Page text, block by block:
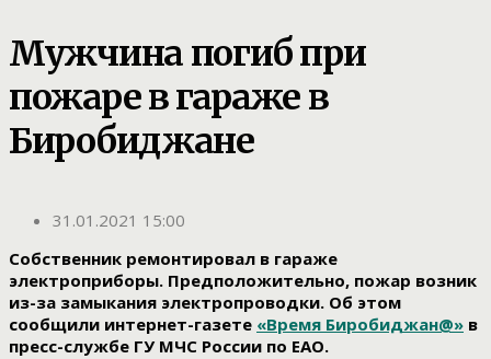
Мужчина погиб при
пожаре в гараже в
Биробиджане
31.01.2021 15:00
Собственник ремонтировал в гараже
электроприборы. Предположительно, пожар возник
из-за замыкания электропроводки. Об этом
сообщили интернет-газете «Время Биробиджан@» в
пресс-службе ГУ МЧС России по ЕАО.